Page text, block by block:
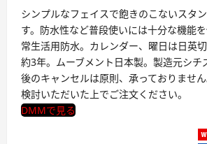
シンプルなフェイスで飽きのこないスタ
す。防水性など普段使いには十分な機能
常生活用防水。カレンダー、曜日は日英
約3年。ムーブメント日本製。製造元シチ
後のキャンセルは原則、承っておりませ
検討いただいた上でご注文ください。
DMMで見る